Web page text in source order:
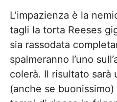
L’impazienza è la
tagli la torta Reeses
sia rassodata
spalmeranno l’uno
colerà. Il risultato sarà
(anche se